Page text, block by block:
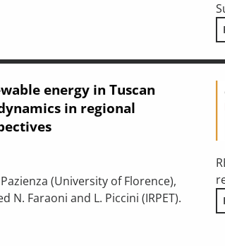
SUSTAINABILITY: BETWEEN
energy in Tuscan
in regional
(University of Florence),
N. Faraoni and L. Piccini (IRPET).
enterprises: participation dynamics in